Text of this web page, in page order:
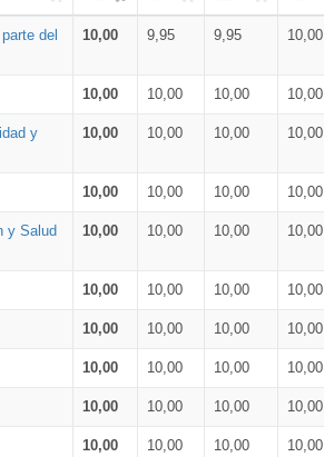
del
10,00 9,95 9,95 10,00
10,00 10,00 10,00 10,00
y
10,00 10,00 10,00 10,00
10,00 10,00 10,00 10,00
y Salud
10,00 10,00 10,00 10,00
10,00 10,00 10,00 10,00
10,00 10,00 10,00 10,00
10,00 10,00 10,00 10,00
10,00 10,00 10,00 10,00
10,00 10,00 10,00 10,00